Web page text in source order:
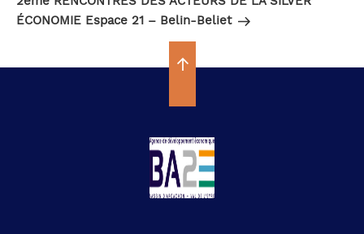
ÉCONOMIE Espace 21 – Belin-Beliet